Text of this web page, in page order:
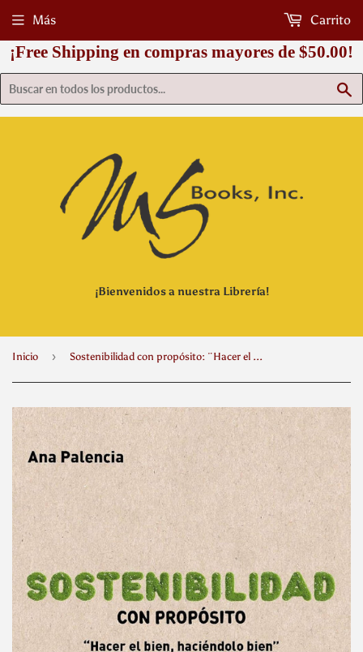
¡Free Shipping en compras mayores de $50.00!
¡Bienvenidos a nuestra Librería!
Más Carrito
Inicio › Sostenibilidad con propósito: ¨Hacer el bien, haciéndolo bien¨